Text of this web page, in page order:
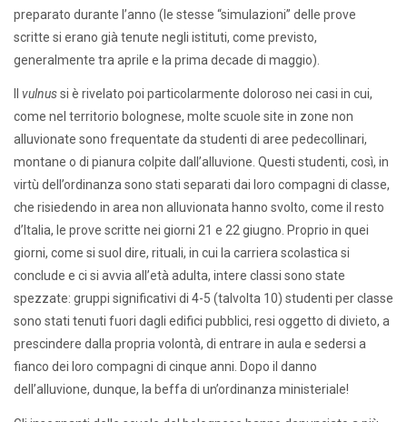
preparato durante l’anno (le stesse “simulazioni” delle prove
scritte si erano già tenute negli istituti, come previsto,
generalmente tra aprile e la prima decade di maggio).
vulnussi è rivelato poi particolarmente doloroso nei casi in cui,
come nel territorio bolognese, molte scuole site in zone non
alluvionate sono frequentate da studenti di aree pedecollinari,
montane o di pianura colpite dall’alluvione. Questi studenti, così, in
virtù dell’ordinanza sono stati separati dai loro compagni di classe,
che risiedendo in area non alluvionata hanno svolto, come il resto
d’Italia, le prove scritte nei giorni 21 e 22 giugno. Proprio in quei
giorni, come si suol dire, rituali, in cui la carriera scolastica si
conclude e ci si avvia all’età adulta, intere classi sono state
spezzate: gruppi significativi di 4-5 (talvolta 10) studenti per classe
sono stati tenuti fuori dagli edifici pubblici, resi oggetto di divieto, a
prescindere dalla propria volontà, di entrare in aula e sedersi a
fianco dei loro compagni di cinque anni. Dopo il danno
dell’alluvione, dunque, la beffa di un’ordinanza ministeriale!